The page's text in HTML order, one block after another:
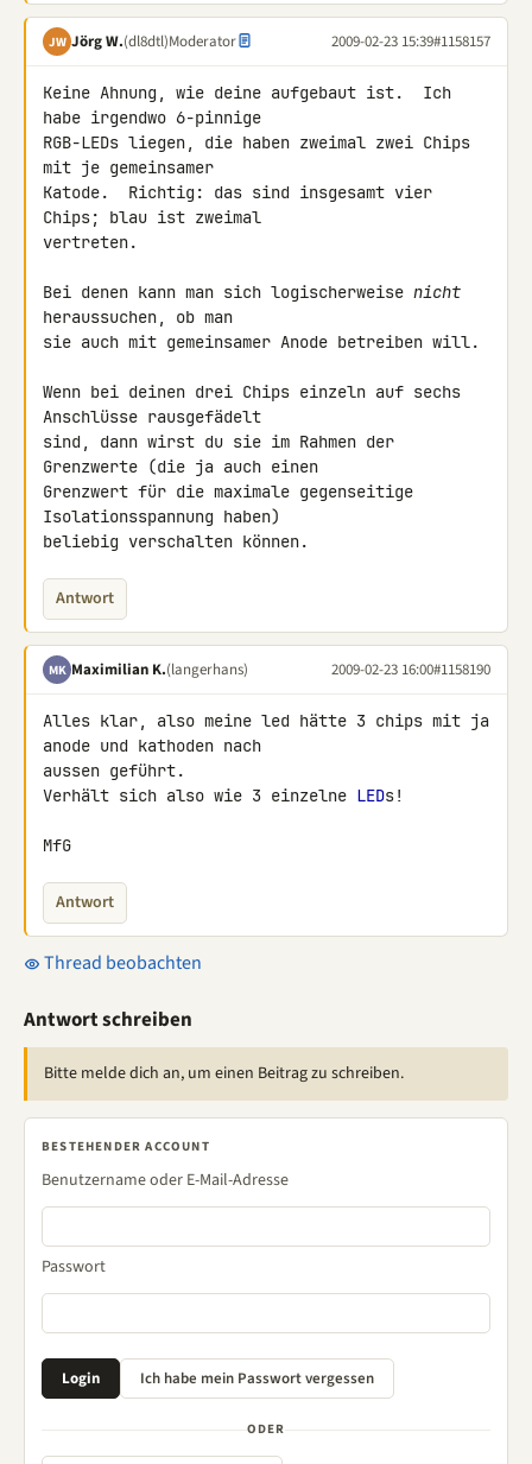
JW Jörg W.(dl8dtl)Moderator 2009-02-23 15:39#1158157
Keine Ahnung, wie deine aufgebaut ist.  Ich
habe irgendwo 6-pinnige
RGB-LEDs liegen, die haben zweimal zwei Chips
mit je gemeinsamer
Katode.  Richtig: das sind insgesamt vier
Chips; blau ist zweimal
vertreten.
Bei denen kann man sich logischerweise nicht
heraussuchen, ob man
sie auch mit gemeinsamer Anode betreiben will.
Wenn bei deinen drei Chips einzeln auf sechs
Anschlüsse rausgefädelt
sind, dann wirst du sie im Rahmen der
Grenzwerte (die ja auch einen
Grenzwert für die maximale gegenseitige
Isolationsspannung haben)
beliebig verschalten können.
Antwort
MK Maximilian K.(langerhans) 2009-02-23 16:00#1158190
Alles klar, also meine led hätte 3 chips mit ja
anode und kathoden nach
aussen geführt.
Verhält sich also wie 3 einzelne LEDs!
MfG
Antwort
Thread beobachten
Antwort schreiben
Bitte melde dich an, um einen Beitrag zu schreiben.
BESTEHENDER ACCOUNT
Benutzername oder E-Mail-Adresse
Passwort
ODER